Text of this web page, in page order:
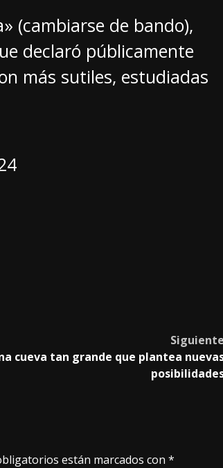
(cambiarse de bando),
declaró públicamente
más sutiles, estudiadas
Siguiente
cueva tan grande que plantea
están marcados con *